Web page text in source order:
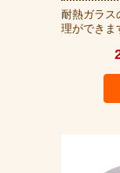
耐熱ガラス
理ができま